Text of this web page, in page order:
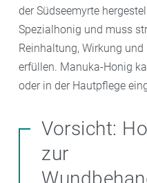
der Südseemyrte
Spezialhonig und muss
Reinhaltung, Wirkung
erfüllen. Manuka-Honig
oder in der Hautpflege
Vorsicht:
zur